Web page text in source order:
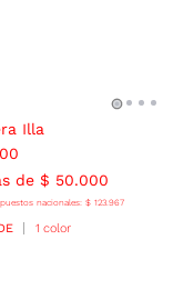
Illa
de $ 50.000
nacionales: $ 123. 967
1 color